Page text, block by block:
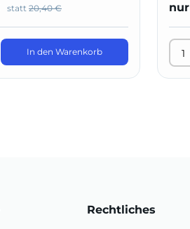
statt 20,40 €
In den Warenkorb
nur
Rechtliches